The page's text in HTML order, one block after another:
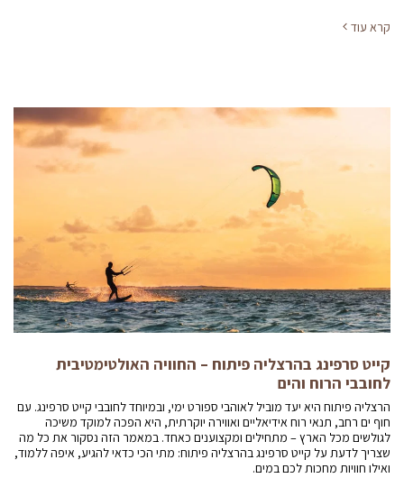
קרא עוד
קייט סרפינג בהרצליה פיתוח – החוויה האולטימטיבית
לחובבי הרוח והים
הרצליה פיתוח היא יעד מוביל לאוהבי ספורט ימי, ובמיוחד לחובבי קייט סרפינג. עם
חוף ים רחב, תנאי רוח אידיאליים ואווירה יוקרתית, היא הפכה למוקד משיכה
לגולשים מכל הארץ – מתחילים ומקצוענים כאחד. במאמר הזה נסקור את כל מה
שצריך לדעת על קייט סרפינג בהרצליה פיתוח: מתי הכי כדאי להגיע, איפה ללמוד,
ואילו חוויות מחכות לכם במים.